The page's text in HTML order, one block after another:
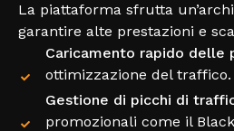
La piattaforma sfrutta
garantire alte prestazioni e
Caricamento rapido delle
ottimizzazione del traffico.
Gestione di picchi di
promozionali come il